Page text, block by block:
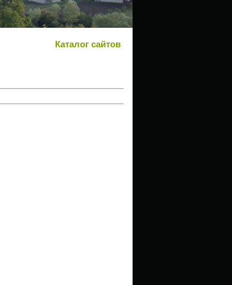
Каталог сайтов